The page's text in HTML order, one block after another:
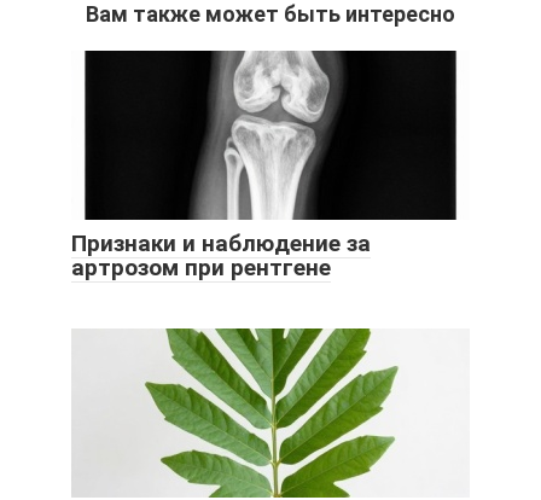
Вам также может быть интересно
Признаки и наблюдение за
артрозом при рентгене